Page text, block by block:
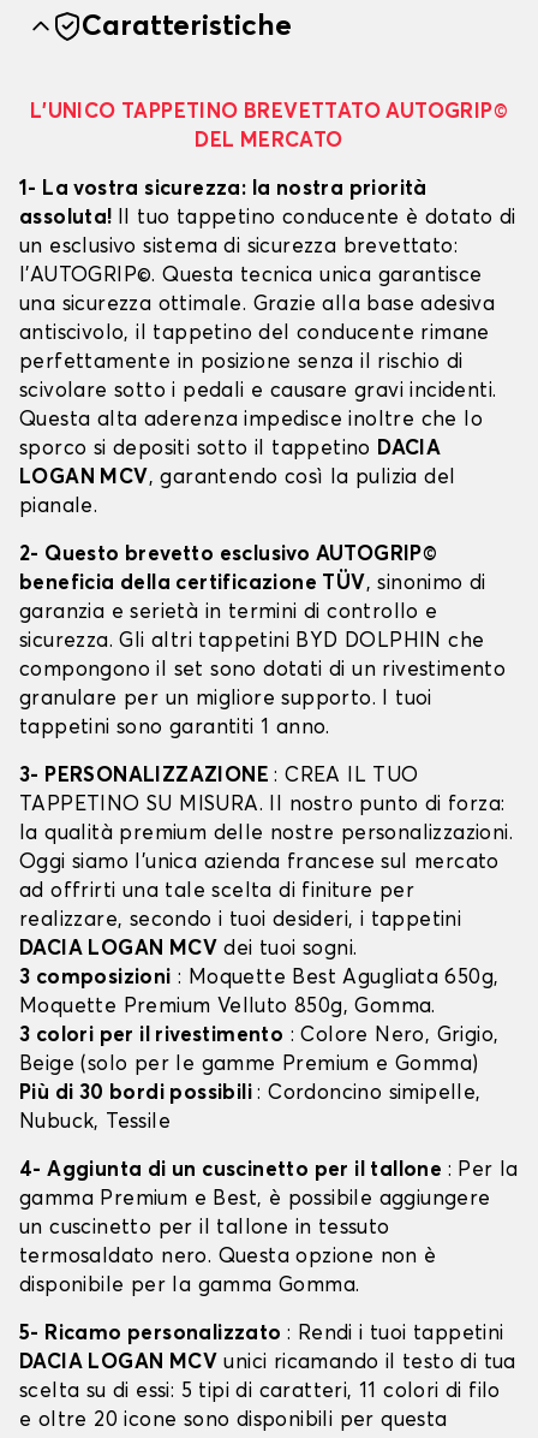
Caratteristiche
L’UNICO TAPPETINO BREVETTATO AUTOGRIP©
DEL MERCATO
1- La vostra sicurezza: la nostra priorità
assoluta! Il tuo tappetino conducente è dotato di
un esclusivo sistema di sicurezza brevettato:
l’AUTOGRIP©. Questa tecnica unica garantisce
una sicurezza ottimale. Grazie alla base adesiva
antiscivolo, il tappetino del conducente rimane
perfettamente in posizione senza il rischio di
scivolare sotto i pedali e causare gravi incidenti.
Questa alta aderenza impedisce inoltre che lo
sporco si depositi sotto il tappetino DACIA
LOGAN MCV, garantendo così la pulizia del
pianale.
2- Questo brevetto esclusivo AUTOGRIP©
beneficia della certificazione TÜV, sinonimo di
garanzia e serietà in termini di controllo e
sicurezza. Gli altri tappetini BYD DOLPHIN che
compongono il set sono dotati di un rivestimento
granulare per un migliore supporto. I tuoi
tappetini sono garantiti 1 anno.
3- PERSONALIZZAZIONE: CREA IL TUO
TAPPETINO SU MISURA. Il nostro punto di forza:
la qualità premium delle nostre personalizzazioni.
Oggi siamo l’unica azienda francese sul mercato
ad offrirti una tale scelta di finiture per
realizzare, secondo i tuoi desideri, i tappetini
DACIA LOGAN MCV dei tuoi sogni.
3 composizioni : Moquette Best Agugliata 650g,
Moquette Premium Velluto 850g, Gomma.
3 colori per il rivestimento : Colore Nero, Grigio,
Beige (solo per le gamme Premium e Gomma)
Più di 30 bordi possibili: Cordoncino simipelle,
Nubuck, Tessile
4- Aggiunta di un cuscinetto per il tallone : Per la
gamma Premium e Best, è possibile aggiungere
un cuscinetto per il tallone in tessuto
termosaldato nero. Questa opzione non è
disponibile per la gamma Gomma.
5- Ricamo personalizzato : Rendi i tuoi tappetini
DACIA LOGAN MCV unici ricamando il testo di tua
scelta su di essi: 5 tipi di caratteri, 11 colori di filo
e oltre 20 icone sono disponibili per questa